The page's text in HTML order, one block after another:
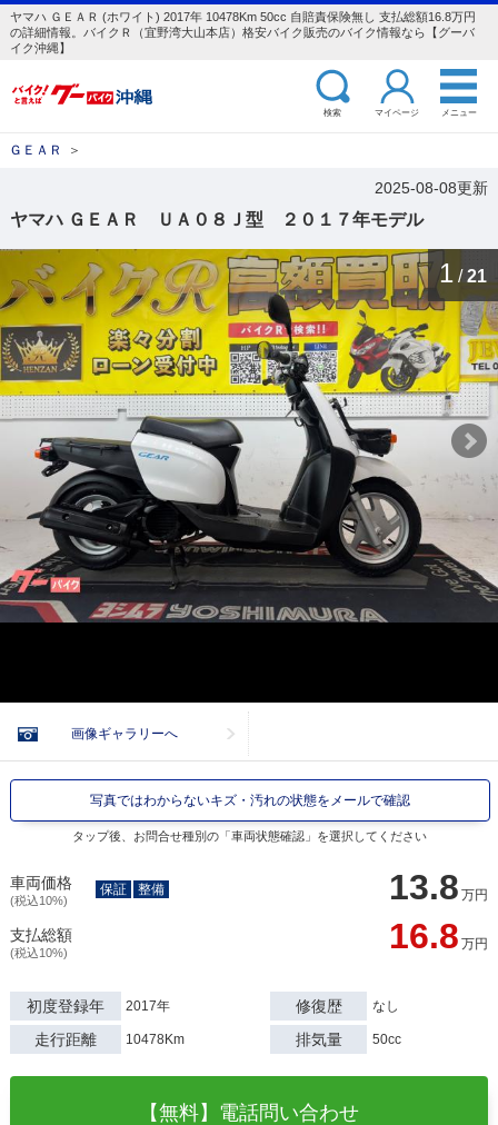
ヤマハ ＧＥＡＲ (ホワイト) 2017年 10478Km 50cc 自賠責保険無し 支払総額16.8万円
の詳細情報。バイクＲ（宜野湾大山本店）格安バイク販売のバイク情報なら【グーバ
イク沖縄】
検索 マイページ メニュー
ＧＥＡＲ ＞
2025-08-08更新
ヤマハ ＧＥＡＲ ＵＡ０８Ｊ型 ２０１７年モデル
1 / 21
画像ギャラリーへ
写真ではわからないキズ・汚れの状態をメールで確認
タップ後、お問合せ種別の「車両状態確認」を選択してください
車両価格
(税込10%) 13.8 万円
保証 整備
支払総額
(税込10%) 16.8 万円
初度登録年 2017年 修復歴 なし
走行距離 10478Km 排気量 50cc
【無料】電話問い合わせ